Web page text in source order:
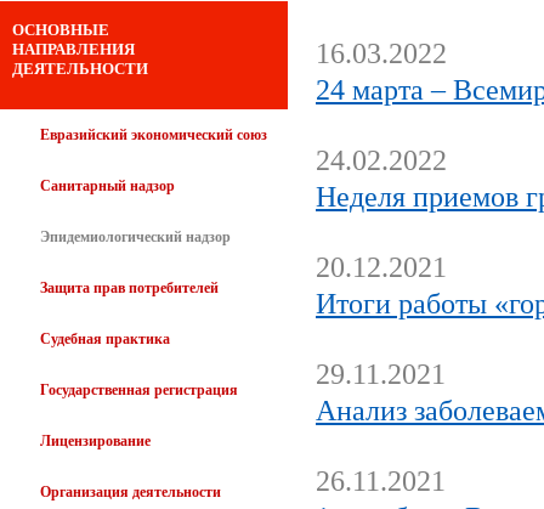
ОСНОВНЫЕ
НАПРАВЛЕНИЯ
ДЕЯТЕЛЬНОСТИ
Евразийский экономический союз
Санитарный надзор
Эпидемиологический надзор
Защита прав потребителей
Судебная практика
Государственная регистрация
Лицензирование
Организация деятельности
16.03.2022
24 марта –
24.02.2022
Неделя приемов
20.12.2021
Итоги работы
29.11.2021
Анализ
26.11.2021